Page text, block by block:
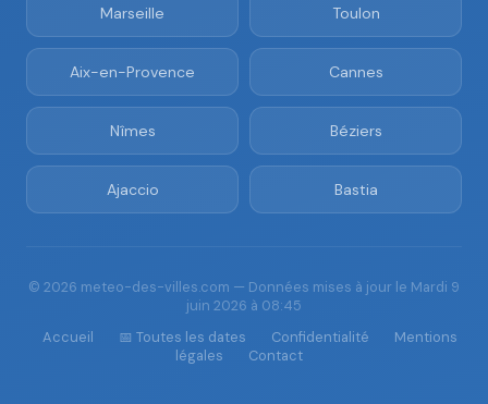
Marseille Toulon
Aix-en-Provence Cannes
Nîmes Béziers
Ajaccio Bastia
© 2026 meteo-des-villes.com — Données mises à jour le Mardi 9
juin 2026 à 08:45
Accueil
📅 Toutes les dates Confidentialité
Mentions
légales
Contact